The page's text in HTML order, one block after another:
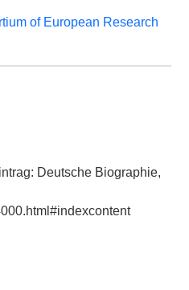
of European Research
Deutsche Biographie,